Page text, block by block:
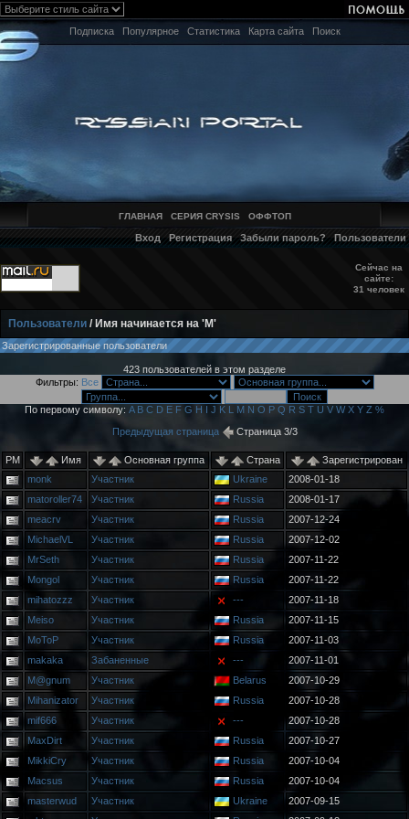
Подписка Популярное Статистика Карта сайта Поиск
ГЛАВНАЯ СЕРИЯ CRYSIS ОФФТОП
Вход Регистрация Забыли пароль? Пользователи
Сейчас на
сайте:
31 человек
Пользователи / Имя начинается на 'M'
Зарегистрированные пользователи
423 пользователей в этом разделе
Фильтры: Все
По первому символу: A B C D E F G H I J K L M N O P Q R S T U V W X Y Z %
Предыдущая страница
Страница 3/3
PM Имя Основная группа Страна
Зарегистрирован
monk
Участник Ukraine
2008-01-18
matoroller74
Участник Russia
2008-01-17
meacrv
Участник Russia
2007-12-24
MichaelVL
Участник Russia
2007-12-02
MrSeth
Участник Russia
2007-11-22
Mongol
Участник Russia
2007-11-22
mihatozzz
Участник ---
2007-11-18
Meiso
Участник Russia
2007-11-15
MoToP
Участник Russia
2007-11-03
makaka
Забаненные ---
2007-11-01
M@gnum
Участник Belarus
2007-10-29
Mihanizator
Участник Russia
2007-10-28
mif666
Участник ---
2007-10-28
MaxDirt
Участник Russia
2007-10-27
MikkiCry
Участник Russia
2007-10-04
Macsus
Участник Russia
2007-10-04
masterwud
Участник Ukraine
2007-09-15